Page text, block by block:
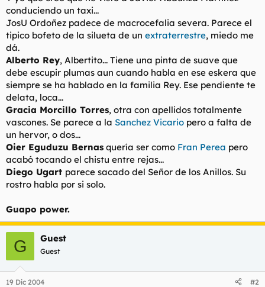
conduciendo un taxi...
JosU Ordoñez padece de macrocefalia severa. Parece el
tipico bofeto de la silueta de un extraterrestre, miedo me
dá.
Alberto Rey, Albertito... Tiene una pinta de suave que
debe escupir plumas aun cuando habla en ese eskera que
siempre se ha hablado en la familia Rey. Ese pendiente te
delata, loca...
Gracia Morcillo Torres, otra con apellidos totalmente
vascones. Se parece a la Sanchez Vicario pero a falta de
un hervor, o dos...
Oier Eguduzu Bernas quería ser como Fran Perea pero
acabó tocando el chistu entre rejas...
Diego Ugart parece sacado del Señor de los Anillos. Su
rostro habla por si solo.
Guapo power.
G Guest
Guest
19 Dic 2004 #2